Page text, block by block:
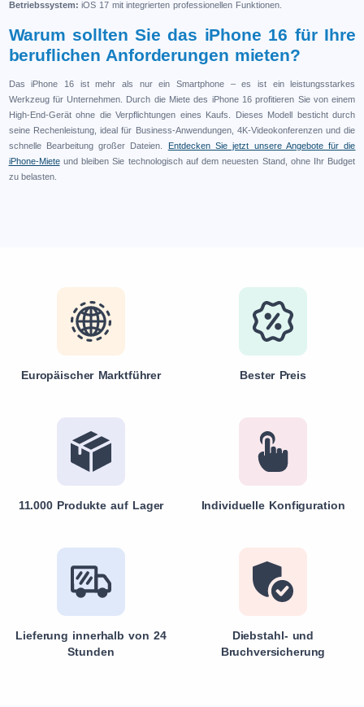
Betriebssystem: iOS 17 mit integrierten professionellen Funktionen.
Warum sollten Sie das iPhone 16 für Ihre
beruflichen Anforderungen mieten?
Das iPhone 16 ist mehr als nur ein Smartphone – es ist ein leistungsstarkes
Werkzeug für Unternehmen. Durch die Miete des iPhone 16 profitieren Sie von einem
High-End-Gerät ohne die Verpflichtungen eines Kaufs. Dieses Modell besticht durch
seine Rechenleistung, ideal für Business-Anwendungen, 4K-Videokonferenzen und die
schnelle Bearbeitung großer Dateien.
Entdecken Sie jetzt unsere Angebote für die
iPhone-Mieteund bleiben Sie technologisch auf dem neuesten Stand, ohne Ihr Budget
zu belasten.
Europäischer Marktführer Bester Preis
11.000 Produkte auf Lager Individuelle Konfiguration
Lieferung innerhalb von 24
Stunden
Diebstahl- und
Bruchversicherung